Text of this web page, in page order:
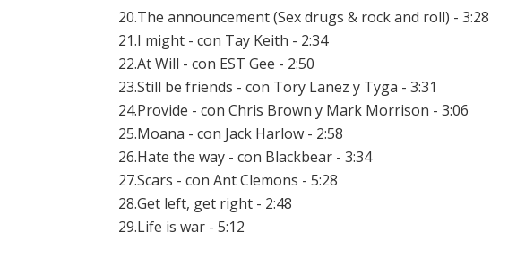
20.The announcement (Sex drugs & rock and roll) - 3:28
21.I might - con Tay Keith - 2:34
22.At Will - con EST Gee - 2:50
23.Still be friends - con Tory Lanez y Tyga - 3:31
24.Provide - con Chris Brown y Mark Morrison - 3:06
25.Moana - con Jack Harlow - 2:58
26.Hate the way - con Blackbear - 3:34
27.Scars - con Ant Clemons - 5:28
28.Get left, get right - 2:48
29.Life is war - 5:12